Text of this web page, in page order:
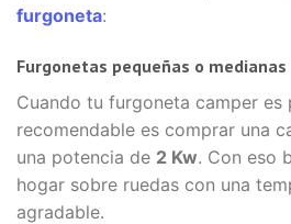
furgoneta:
Furgonetas pequeñas o medianas
Cuando tu furgoneta camper es
recomendable es comprar una
una potencia de 2 Kw. Con eso
hogar sobre ruedas con una
agradable.